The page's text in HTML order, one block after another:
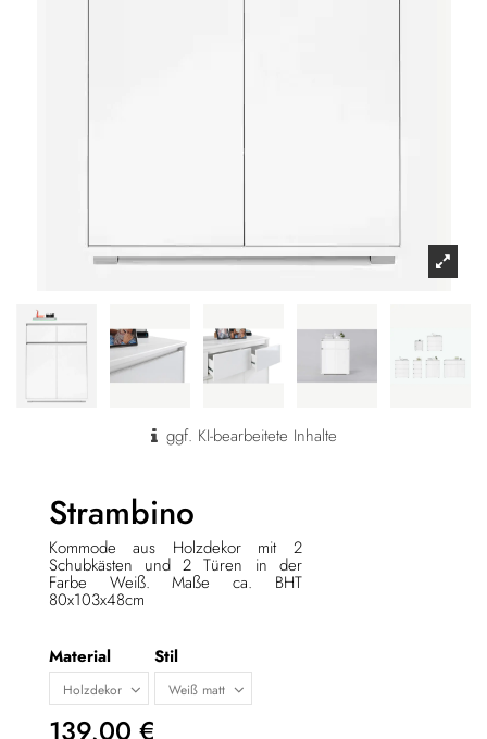
ggf. KI-bearbeitete Inhalte
Strambino
Kommode aus Holzdekor mit 2
Schubkästen und 2 Türen in der
Farbe Weiß. Maße ca. BHT
80x103x48cm
Material Stil
139,00 €